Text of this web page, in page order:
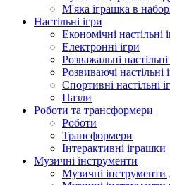
М'яка іграшка в
Настільні ігри
Економічні настільні
Електронні ігри
Розважальні настільні
Розвиваючі настільні
Спортивні настільні
Пазли
Роботи та трансформери
Роботи
Трансформери
Інтерактивні іграшки
Музичні інструменти
Музичні інструменти